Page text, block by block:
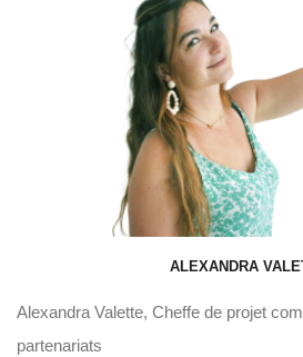
ALEXANDRA
Alexandra Valette, Cheffe de projet
partenariats